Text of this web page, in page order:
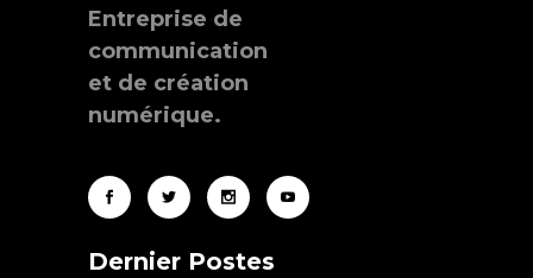
Entreprise de
communication
et de création
numérique.
Dernier Postes